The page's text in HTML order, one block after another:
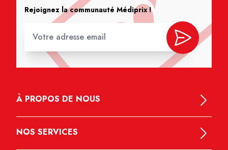
Rejoignez la communauté Médiprix !
À PROPOS DE NOUS
NOS SERVICES